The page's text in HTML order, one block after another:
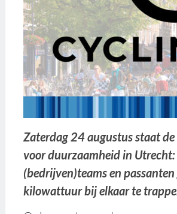
Zaterdag 24 augustus staat
voor duurzaamheid in
(bedrijven)teams en
kilowattuur bij elkaar te